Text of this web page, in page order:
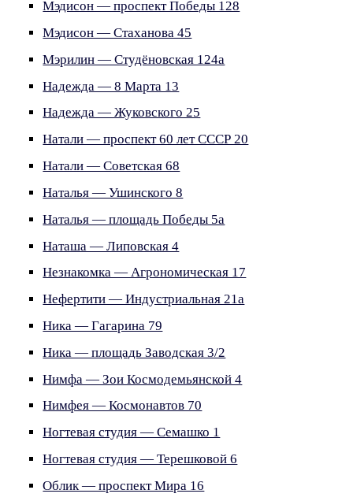
Мэдисон — проспект Победы 128
Мэдисон — Стаханова 45
Мэрилин — Студёновская 124а
Надежда — 8 Марта 13
Надежда — Жуковского 25
Натали — проспект 60 лет СССР 20
Натали — Советская 68
Наталья — Ушинского 8
Наталья — площадь Победы 5а
Наташа — Липовская 4
Незнакомка — Агрономическая 17
Нефертити — Индустриальная 21а
Ника — Гагарина 79
Ника — площадь Заводская 3/2
Нимфа — Зои Космодемьянской 4
Нимфея — Космонавтов 70
Ногтевая студия — Семашко 1
Ногтевая студия — Терешковой 6
Облик — проспект Мира 16